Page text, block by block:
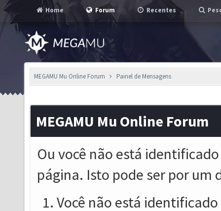
Home Forum Recentes
MEGAMU Mu Online Forum Painel de Mensagens
MEGAMU Mu Online Forum
Ou você não está
página. Isto pode ser por um
Você não está